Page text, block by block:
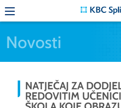
Novosti
NATJEČAJ ZA
REDOVITIM